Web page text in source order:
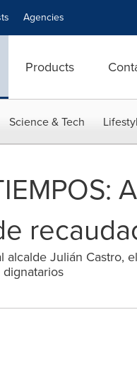
Agencies
Products
Science & Tech
alcalde Julián Castro,